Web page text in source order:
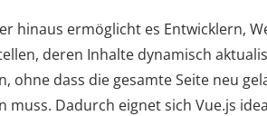
hinaus ermöglicht es Entwicklern,
deren Inhalte dynamisch
ohne dass die gesamte Seite neu
muss. Dadurch eignet sich Vue.js